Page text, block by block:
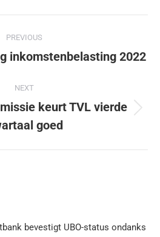
PREVIOUS
inkomstenbelasting 2022
NEXT
keurt TVL vierde
goed
bevestigt UBO-status ondanks